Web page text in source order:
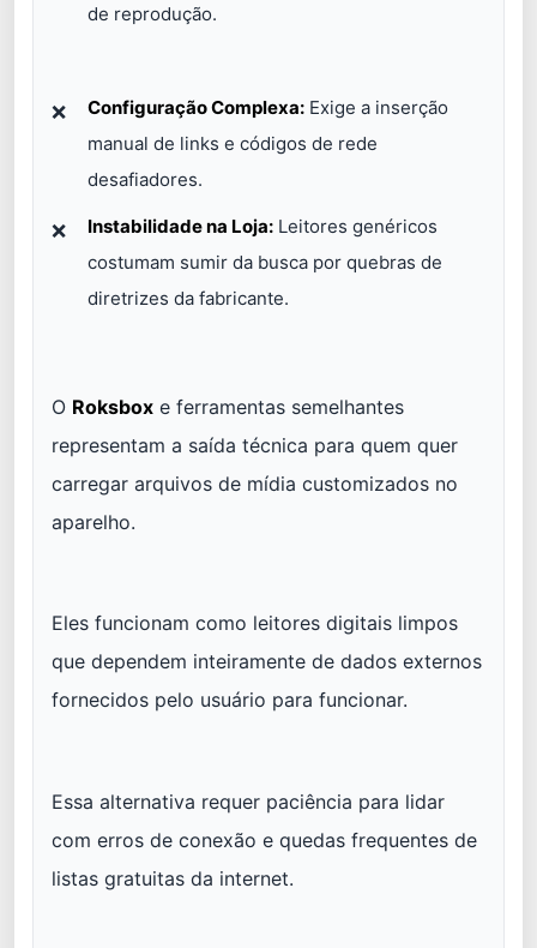
de reprodução.
Configuração Complexa: Exige a inserção
manual de links e códigos de rede
desafiadores.
Instabilidade na Loja: Leitores genéricos
costumam sumir da busca por quebras de
diretrizes da fabricante.
O Roksbox e ferramentas semelhantes
representam a saída técnica para quem quer
carregar arquivos de mídia customizados no
aparelho.
Eles funcionam como leitores digitais limpos
que dependem inteiramente de dados externos
fornecidos pelo usuário para funcionar.
Essa alternativa requer paciência para lidar
com erros de conexão e quedas frequentes de
listas gratuitas da internet.